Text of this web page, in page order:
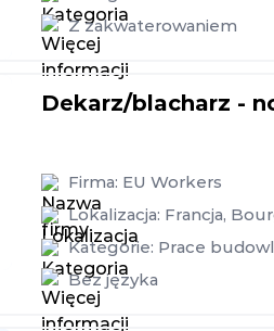
Z zakwaterowaniem
Dekarz/blacharz -
Firma: EU Workers
Lokalizacja: Francja,
Kategorie: Prace
Bez języka